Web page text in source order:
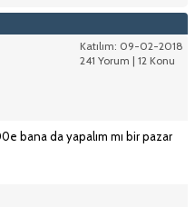
Katılım: 09-02-2018
241 Yorum | 12 Konu
bana da yapalım mı bir pazar